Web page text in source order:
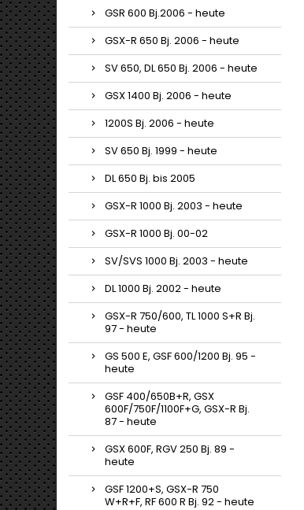
GSR 600 Bj.2006 - heute
GSX-R 650 Bj. 2006 - heute
SV 650, DL 650 Bj. 2006 - heute
GSX 1400 Bj. 2006 - heute
1200S Bj. 2006 - heute
SV 650 Bj. 1999 - heute
DL 650 Bj. bis 2005
GSX-R 1000 Bj. 2003 - heute
GSX-R 1000 Bj. 00-02
SV/SVS 1000 Bj. 2003 - heute
DL 1000 Bj. 2002 - heute
GSX-R 750/600, TL 1000 S+R Bj.
97 - heute
GS 500 E, GSF 600/1200 Bj. 95 -
heute
GSF 400/650B+R, GSX
600F/750F/1100F+G, GSX-R Bj.
87 - heute
GSX 600F, RGV 250 Bj. 89 -
heute
GSF 1200+S, GSX-R 750
W+R+F, RF 600 R Bj. 92 - heute